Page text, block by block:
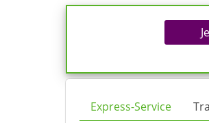
Express-Service